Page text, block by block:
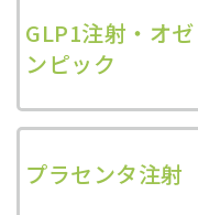
GLP1注射・オゼ
ンピック
プラセンタ注射